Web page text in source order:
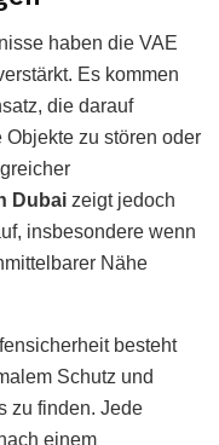
haben die VAE
Es kommen
die darauf
zu stören oder
Dubai zeigt jedoch
insbesondere wenn
Nähe
besteht
Schutz und
zu finden. Jede
einem